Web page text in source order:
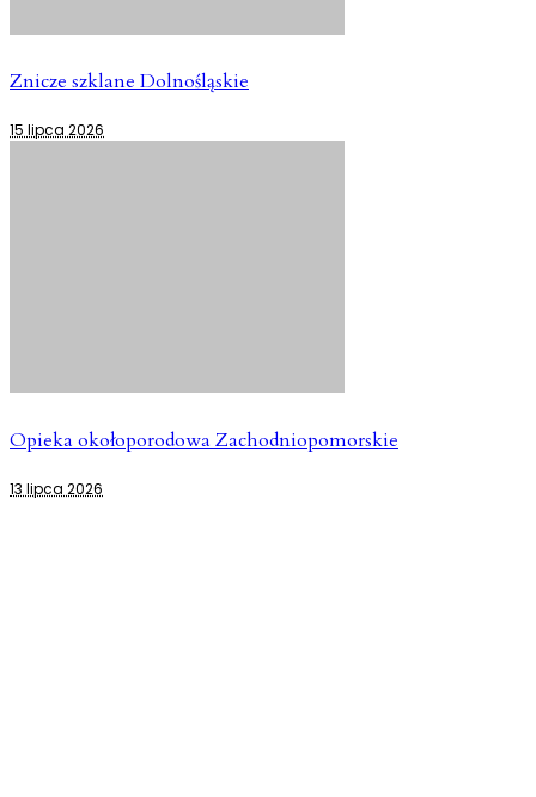
Znicze szklane Dolnośląskie
15 lipca 2026
Opieka okołoporodowa Zachodniopomorskie
13 lipca 2026